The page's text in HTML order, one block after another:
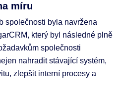
míru
společnosti byla navržena
který byl následné plně
společnosti
nahradit stávající systém,
zlepšit interní procesy a